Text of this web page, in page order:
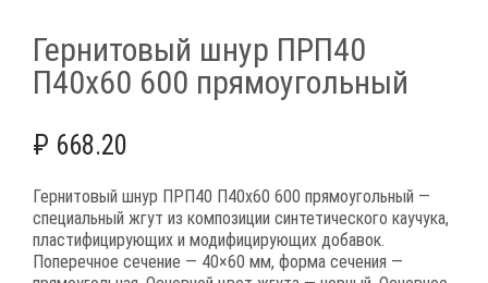
Гернитовый шнур ПРП40
П40х60 600 прямоугольный
₽ 668.20
Гернитовый шнур ПРП40 П40х60 600 прямоугольный —
специальный жгут из композиции синтетического каучука,
пластифицирующих и модифицирующих добавок.
Поперечное сечение — 40×60 мм, форма сечения —